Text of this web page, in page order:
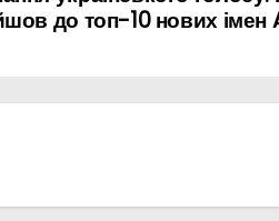
до топ-10 нових імен